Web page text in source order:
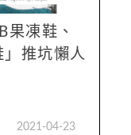
凍鞋、
推坑懶人
2021-04-23